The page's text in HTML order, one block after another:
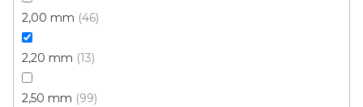
2,00 mm 46
2,20 mm 13
2,50 mm 99
Fix 40 (lepená)